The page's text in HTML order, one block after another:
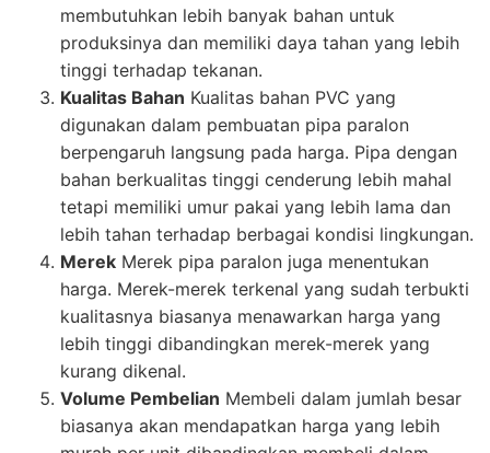
membutuhkan lebih banyak bahan untuk
produksinya dan memiliki daya tahan yang lebih
tinggi terhadap tekanan.
Kualitas Bahan Kualitas bahan PVC yang
digunakan dalam pembuatan pipa paralon
berpengaruh langsung pada harga. Pipa dengan
bahan berkualitas tinggi cenderung lebih mahal
tetapi memiliki umur pakai yang lebih lama dan
lebih tahan terhadap berbagai kondisi lingkungan.
Merek Merek pipa paralon juga menentukan
harga. Merek-merek terkenal yang sudah terbukti
kualitasnya biasanya menawarkan harga yang
lebih tinggi dibandingkan merek-merek yang
kurang dikenal.
Volume Pembelian Membeli dalam jumlah besar
biasanya akan mendapatkan harga yang lebih